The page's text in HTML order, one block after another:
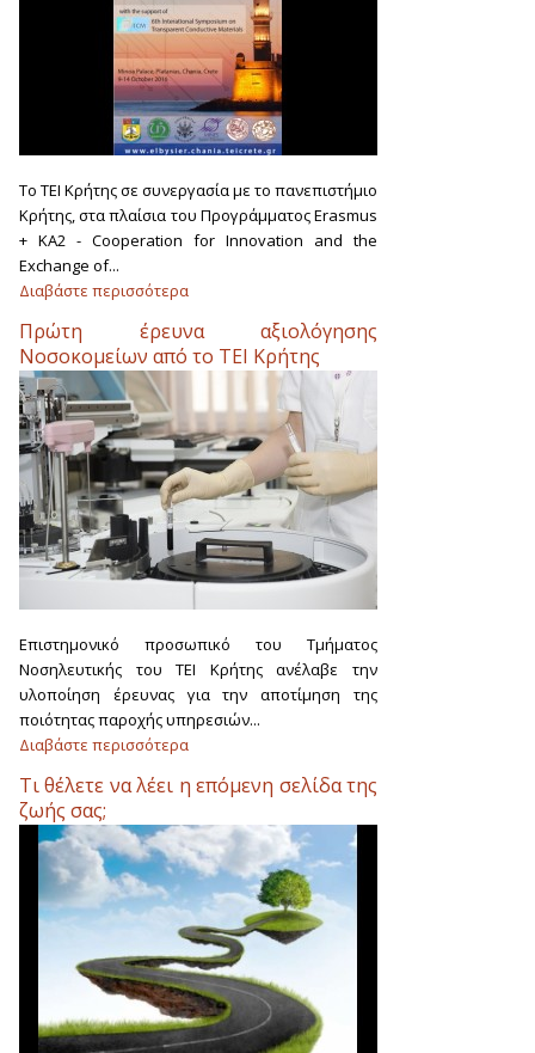
Το ΤΕΙ Κρήτης σε συνεργασία με το πανεπιστήμιο
Κρήτης, στα πλαίσια του Προγράμματος Erasmus
+ KA2 - Cooperation for Innovation and the
Exchange of...
Διαβάστε περισσότερα
Πρώτη έρευνα αξιολόγησης
Νοσοκομείων από το ΤΕΙ Κρήτης
Επιστημονικό προσωπικό του Tμήματος
Νοσηλευτικής του ΤΕΙ Κρήτης ανέλαβε την
υλοποίηση έρευνας για την αποτίμηση της
ποιότητας παροχής υπηρεσιών...
Διαβάστε περισσότερα
Τι θέλετε να λέει η επόμενη σελίδα της
ζωής σας;